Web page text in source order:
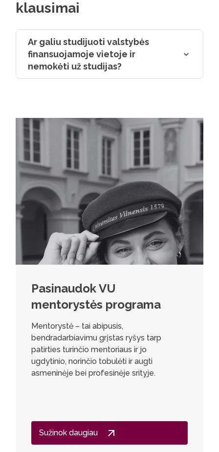
klausimai
Ar galiu studijuoti valstybės
finansuojamoje vietoje ir
nemokėti už studijas?
Pasinaudok VU
mentorystės programa
Mentorystė – tai abipusis,
bendradarbiavimu grįstas ryšys tarp
patirties turinčio mentoriaus ir jo
ugdytinio, norinčio tobulėti ir augti
asmeninėje bei profesinėje srityje.
Sužinok daugiau